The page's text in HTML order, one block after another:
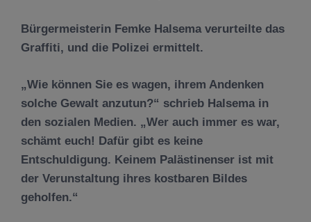
Bürgermeisterin Femke Halsema verurteilte das
Graffiti, und die Polizei ermittelt.
„Wie können Sie es wagen, ihrem Andenken
solche Gewalt anzutun?“ schrieb Halsema in
den sozialen Medien. „Wer auch immer es war,
schämt euch! Dafür gibt es keine
Entschuldigung. Keinem Palästinenser ist mit
der Verunstaltung ihres kostbaren Bildes
geholfen.“